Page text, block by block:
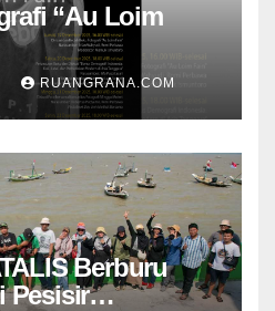
“Au Loim
RUANGRANA.COM
Berburu
Pesisir